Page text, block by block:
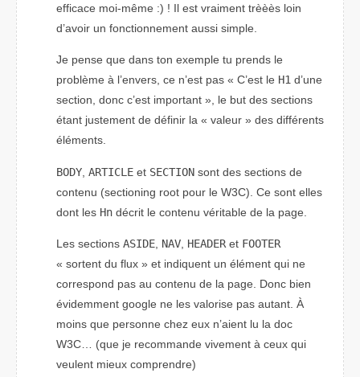
efficace moi-même :) ! Il est vraiment trèèès loin
d’avoir un fonctionnement aussi simple.
Je pense que dans ton exemple tu prends le
problème à l’envers, ce n’est pas
C’est le H1d’une
section, donc c’est important
, le but des sections
étant justement de définir la « valeur » des différents
éléments.
BODY, ARTICLEet SECTIONsont des sections de
contenu (sectioning rootpour le W3C). Ce sont elles
dont les Hndécrit le contenu véritable de la page.
Les sections ASIDE, NAV, HEADERet FOOTER
« sortent du flux » et indiquent un élément qui ne
correspond pas au contenu de la page. Donc bien
évidemment google ne les valorise pas autant. À
moins que personne chez eux n’aient lu la doc
W3C… (que je recommande vivement à ceux qui
veulent mieux comprendre)